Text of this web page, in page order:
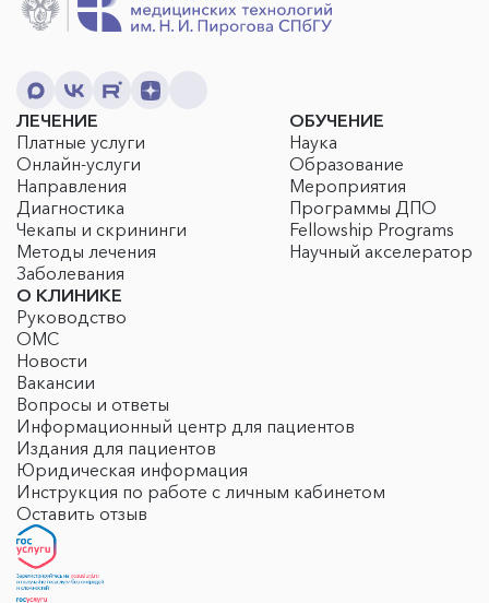
ЛЕЧЕНИЕ
Платные услуги
Онлайн-услуги
Направления
Диагностика
Чекапы и скрининги
Методы лечения
Заболевания
ОБУЧЕНИЕ
Наука
Образование
Мероприятия
Программы ДПО
Fellowship Programs
Научный акселератор
О КЛИНИКЕ
Руководство
ОМС
Новости
Вакансии
Вопросы и ответы
Информационный центр для пациентов
Издания для пациентов
Юридическая информация
Инструкция по работе с личным кабинетом
Оставить отзыв